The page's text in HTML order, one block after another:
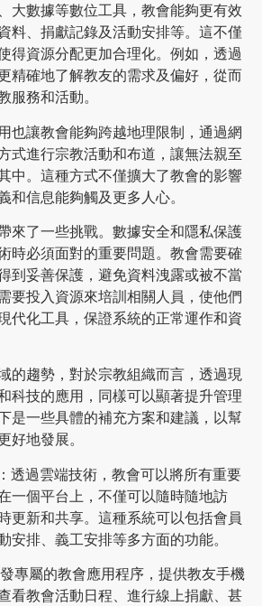
大數據等數位工具，教會能夠更有效
料、捐獻記錄及活動安排等。這不僅
得資源分配更加合理化。例如，透過
精確地了解教友的需求及偏好，從而
服務和活動。
也讓教會能夠跨越地理限制，通過網
式進行宗教活動和布道，讓無法親至
中。這種方式不僅擴大了教會的影響
和信息能夠觸及更多人心。
來了一些挑戰。數據安全和隱私保護
時必須面對的重要問題。教會需要確
到妥善保護，避免資料洩露或被不當
要投入資源來培訓相關人員，使他們
代化工具，保證系統的正常運作和資
的趨勢，對於宗教組織而言，透過現
科技的應用，同樣可以顯著提升管理
是一些具體的補充方案和建議，以幫
好地發展。
透過雲端技術，教會可以將所有重要
一個平台上，不僅可以隨時隨地訪
更新和共享。這種系統可以包括會員
安排、義工安排等多方面的功能。
發專屬的教會應用程序，提供教友手機
看教會活動日程、進行線上捐獻、甚